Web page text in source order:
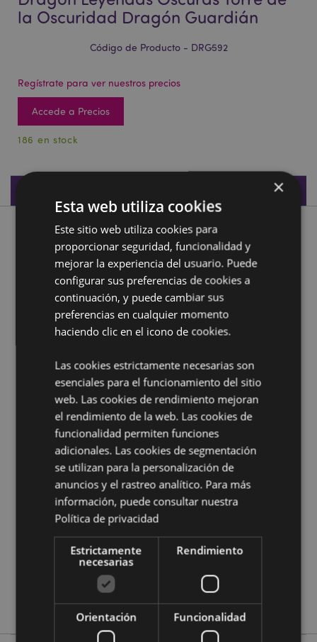
la Oscuridad Dragón Guardián
Código de Producto - DRG592
Regístrate para ver nuestros precios
Accede a Precios
186 en stock
Descripción de Producto
Dragón Leyendas Oscuras Torre de la Oscuridad Dragón
Guardián
Material:Resina
Información complementaria:
¿Quieres saber más acerca de los métodos de trabajo
de Puckator?Encuentra todo lo que necesitas saber
en laguía de compra del cliente.
Características del Producto
Información
Altura 17cm Largura 7.5cm Profundidade
5055071511660
24
0.353000
No
Leyendas Oscuras
×
Esta web utiliza cookies
Este sitio web utiliza cookies para
proporcionar seguridad, funcionalidad y
mejorar la experiencia del usuario. Puede
configurar sus preferencias de cookies a
continuación, y puede cambiar sus
preferencias en cualquier momento
haciendo clic en el icono de cookies.
Las cookies estrictamente necesarias son
esenciales para el funcionamiento del sitio
web. Las cookies de rendimiento mejoran
el rendimiento de la web. Las cookies de
funcionalidad permiten funciones
adicionales. Las cookies de segmentación
se utilizan para la personalización de
anuncios y el rastreo analítico. Para más
información, puede consultar nuestra
Política de privacidad
Estrictamente
necesarias
Rendimiento
Orientación Funcionalidad